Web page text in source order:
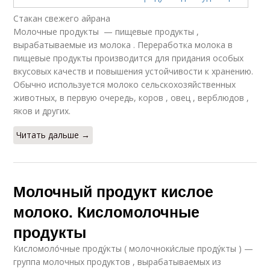
Стакан свежего айрана
Молочные продукты — пищевые продукты ,
вырабатываемые из молока . Переработка молока в
пищевые продукты производится для придания особых
вкусовых качеств и повышения устойчивости к хранению.
Обычно используется молоко сельскохозяйственных
животных, в первую очередь, коров , овец , верблюдов ,
яков и других.
Читать дальше →
Молочный продукт кислое
молоко. Кисломолочные
продукты
Кисломоло́чные проду́кты ( молочноки́слые проду́кты ) —
группа молочных продуктов , вырабатываемых из